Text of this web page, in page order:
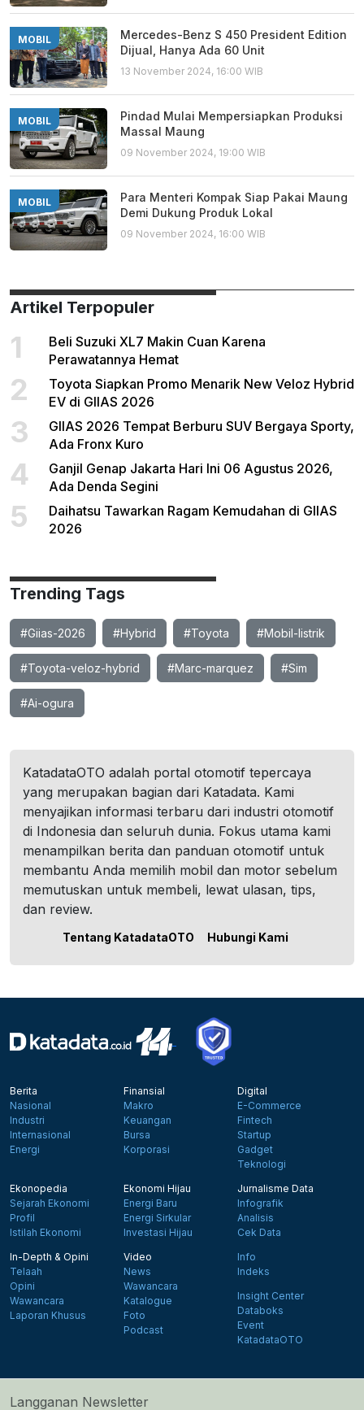
MOBIL
Mercedes-Benz S 450 President Edition
Dijual, Hanya Ada 60 Unit
13 November 2024, 16:00 WIB
MOBIL
Pindad Mulai Mempersiapkan Produksi
Massal Maung
09 November 2024, 19:00 WIB
MOBIL
Para Menteri Kompak Siap Pakai Maung
Demi Dukung Produk Lokal
09 November 2024, 16:00 WIB
Artikel Terpopuler
1
Beli Suzuki XL7 Makin Cuan Karena
Perawatannya Hemat
2
Toyota Siapkan Promo Menarik New Veloz Hybrid
EV di GIIAS 2026
3
GIIAS 2026 Tempat Berburu SUV Bergaya Sporty,
Ada Fronx Kuro
4
Ganjil Genap Jakarta Hari Ini 06 Agustus 2026,
Ada Denda Segini
5
Daihatsu Tawarkan Ragam Kemudahan di GIIAS
2026
Trending Tags
#Giias-2026 #Hybrid #Toyota #Mobil-listrik
#Toyota-veloz-hybrid #Marc-marquez #Sim
#Ai-ogura
KatadataOTO adalah portal otomotif tepercaya
yang merupakan bagian dari Katadata. Kami
menyajikan informasi terbaru dari industri otomotif
di Indonesia dan seluruh dunia. Fokus utama kami
menampilkan berita dan panduan otomotif untuk
membantu Anda memilih mobil dan motor sebelum
memutuskan untuk membeli, lewat ulasan, tips,
dan review.
Tentang KatadataOTO Hubungi Kami
Berita
Nasional
Industri
Internasional
Energi
Finansial
Makro
Keuangan
Bursa
Korporasi
Digital
E-Commerce
Fintech
Startup
Gadget
Teknologi
Ekonopedia
Sejarah Ekonomi
Profil
Istilah Ekonomi
Ekonomi Hijau
Energi Baru
Energi Sirkular
Investasi Hijau
Jurnalisme Data
Infografik
Analisis
Cek Data
In-Depth & Opini
Telaah
Opini
Wawancara
Laporan Khusus
Video
News
Wawancara
Katalogue
Foto
Podcast
Info
Indeks
Insight Center
Databoks
Event
KatadataOTO
Langganan Newsletter